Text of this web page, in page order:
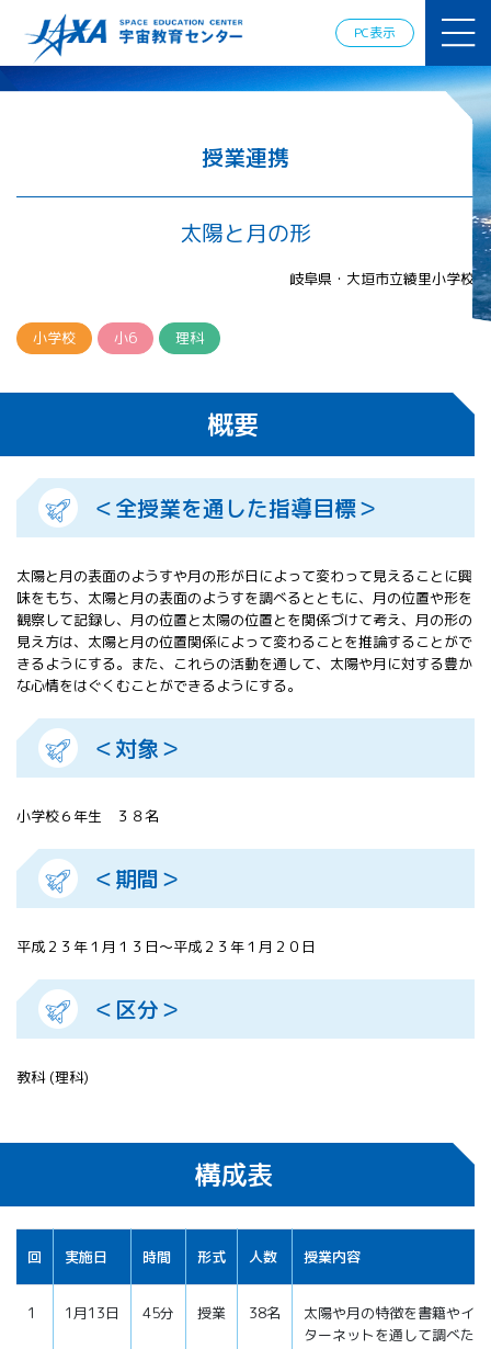
PC表示
ミー
ロスペース
情報の発
信
宇宙を活用
した教育実
践例
体験的学
習機会の
APRSAF（ア
ジア太平洋
地域宇宙機
関会議）宇
宙教育 for
All 分科会
APRSAF宇宙
分科会 年次
会合
APRSAFポス
ターコンテ
スト
セミナー
宇宙教育会
遣プログラ
授業連携
太陽と月の形
岐阜県・大垣市立綾里小学校
小学校 小6 理科
概要
＜全授業を通した指導目標＞
太陽と月の表面のようすや月の形が日によって変わって見えることに興
味をもち、太陽と月の表面のようすを調べるとともに、月の位置や形を
観察して記録し、月の位置と太陽の位置とを関係づけて考え、月の形の
見え方は、太陽と月の位置関係によって変わることを推論することがで
きるようにする。また、これらの活動を通して、太陽や月に対する豊か
な心情をはぐくむことができるようにする。
＜対象＞
小学校６年生 ３８名
＜期間＞
平成２３年１月１３日～平成２３年１月２０日
＜区分＞
教科 (理科)
構成表
回 実施日 時間 形式 人数 授業内容
1 1月13日 45分 授業 38名
太陽や月の特徴を書籍やイン
ターネットを通して調べた。